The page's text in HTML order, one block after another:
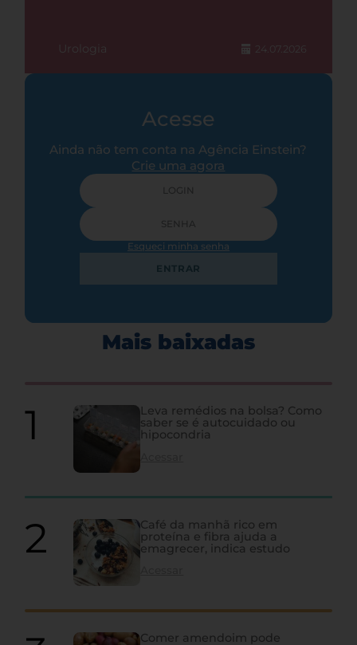
Urologia 24.07.2026
Acesse
Ainda não tem conta na Agência Einstein?
Crie uma agora
Esqueci minha senha
ENTRAR
Mais baixadas
Leva remédios na bolsa? Como
saber se é autocuidado ou
hipocondria
Café da manhã rico em
proteína e fibra ajuda a
emagrecer, indica estudo
Comer amendoim pode